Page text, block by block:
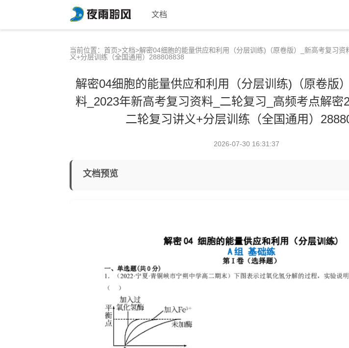
文档
当前位置： 首页>文档>解密04细胞的能量供应和利用（分层训练)（原卷版）_新高考复习
义+分层训练（全国通用）288808838
解密04细胞的能量供应和利用（分层训练)（原卷版
料_2023年新高考复习资料_二轮复习_高频考点解密
二轮复习讲义+分层训练（全国通用）
2026-07-30 16:31:37
文档预览